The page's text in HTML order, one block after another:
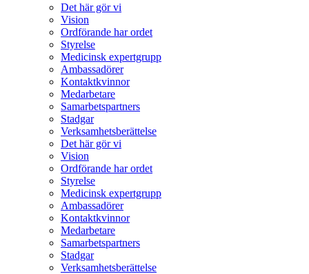
Det här gör vi
Vision
Ordförande har ordet
Styrelse
Medicinsk expertgrupp
Ambassadörer
Kontaktkvinnor
Medarbetare
Samarbetspartners
Stadgar
Verksamhetsberättelse
Det här gör vi
Vision
Ordförande har ordet
Styrelse
Medicinsk expertgrupp
Ambassadörer
Kontaktkvinnor
Medarbetare
Samarbetspartners
Stadgar
Verksamhetsberättelse